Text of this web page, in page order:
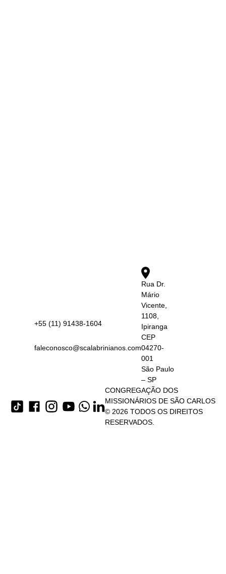
+55 (11) 91438-1604
faleconosco@scalabrinianos.com
Rua Dr.
Mário
Vicente,
1108,
Ipiranga
CEP
04270-
001
São Paulo
– SP
CONGREGAÇÃO DOS
MISSIONÁRIOS DE SÃO CARLOS
© 2026 TODOS OS DIREITOS
RESERVADOS.